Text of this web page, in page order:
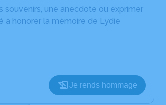
souvenirs, une anecdote ou exprimer
à honorer la mémoire de Lydie
Je rends hommage